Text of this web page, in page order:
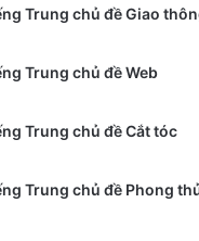
Trung chủ đề Giao
Trung chủ đề Web
Trung chủ đề Cắt tóc
Trung chủ đề Phong